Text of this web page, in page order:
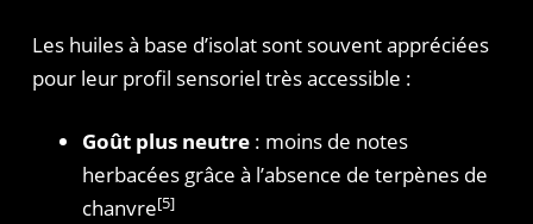
Les huiles à base d’isolat sont souvent appréciées
pour leur profil sensoriel très accessible :
Goût plus neutre : moins de notes
herbacées grâce à l’absence de terpènes de
chanvre[5]